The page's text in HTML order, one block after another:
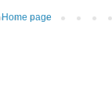
Home page